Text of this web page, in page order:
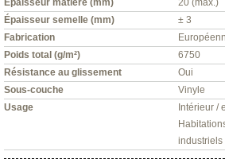
Épaisseur matière (mm)
20 (max.)
Épaisseur semelle (mm)
± 3
Fabrication
Poids total (g/m²)
6750
Résistance au glissement
Oui
Sous-couche
Vinyle
Usage
Intérieur /
industriels